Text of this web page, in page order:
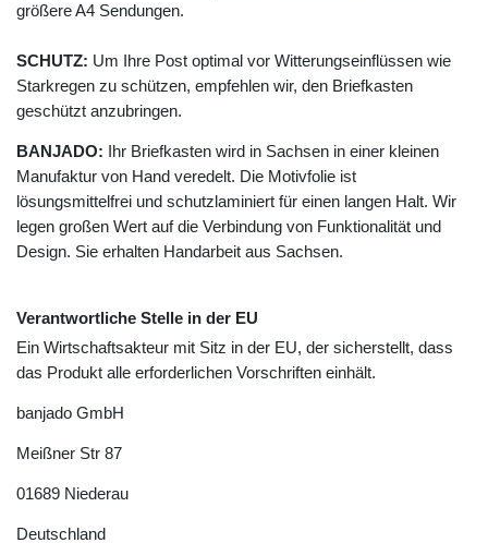
größere A4 Sendungen.
SCHUTZ: Um Ihre Post optimal vor Witterungseinflüssen wie
Starkregen zu schützen, empfehlen wir, den Briefkasten
geschützt anzubringen.
BANJADO: Ihr Briefkasten wird in Sachsen in einer kleinen
Manufaktur von Hand veredelt. Die Motivfolie ist
lösungsmittelfrei und schutzlaminiert für einen langen Halt. Wir
legen großen Wert auf die Verbindung von Funktionalität und
Design. Sie erhalten Handarbeit aus Sachsen.
Verantwortliche Stelle in der EU
Ein Wirtschaftsakteur mit Sitz in der EU, der sicherstellt, dass
das Produkt alle erforderlichen Vorschriften einhält.
banjado GmbH
Meißner Str 87
01689 Niederau
Deutschland